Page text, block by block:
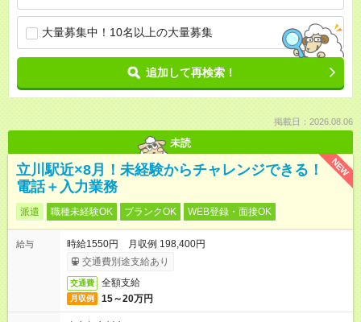
大量募集中！10名以上の大量募集
追加して再検索！
掲載日：2026.08.06
未読
NEW
立川駅近×8月！未経験からチャレンジできる！
電話＋入力業務
派遣 職種未経験OK ブランクOK WEB登録・面接OK
給与
時給1550円 月収例 198,400円
交通費別途支給あり
交通費 全額支給
月収例 15～20万円